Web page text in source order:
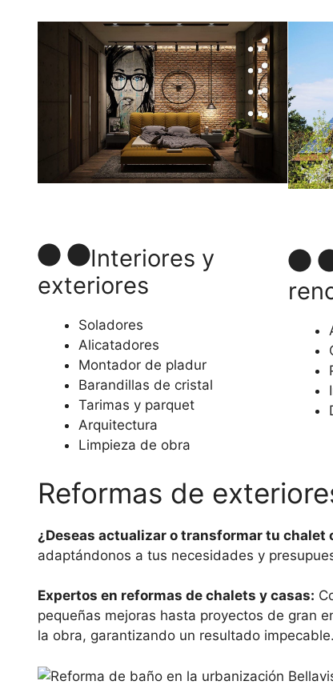
Interiores y
exteriores
Soladores
Alicatadores
Montador de pladur
Barandillas de cristal
Tarimas y parquet
Arquitectura
Limpieza de obra
Reformas de
¿Deseas actualizar o transformar tu chalet
adaptándonos a tus necesidades y
Expertos en reformas de chalets y casas:
pequeñas mejoras hasta proyectos de gran
la obra, garantizando un resultado impecable.